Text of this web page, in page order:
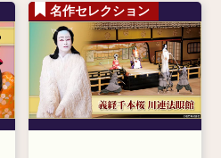
名作セレクション